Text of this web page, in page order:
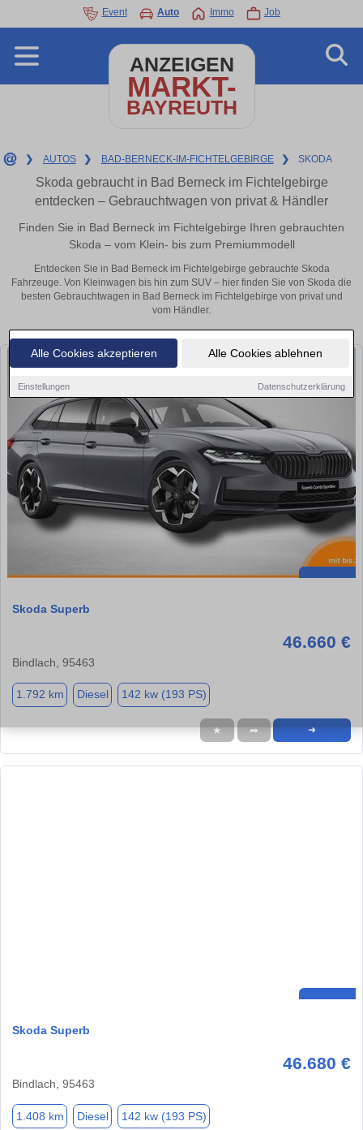
Alle Cookies akzeptieren Alle Cookies ablehnen
Einstellungen Datenschutzerklärung
Event Auto Immo Job
ANZEIGEN
MARKT-
BAYREUTH
❯ AUTOS ❯ BAD-BERNECK-IM-FICHTELGEBIRGE ❯ SKODA
Skoda gebraucht in Bad Berneck im Fichtelgebirge
entdecken – Gebrauchtwagen von privat & Händler
Finden Sie in Bad Berneck im Fichtelgebirge Ihren gebrauchten
Skoda – vom Klein- bis zum Premiummodell
Entdecken Sie in Bad Berneck im Fichtelgebirge gebrauchte Skoda
Fahrzeuge. Von Kleinwagen bis hin zum SUV – hier finden Sie von Skoda die
besten Gebrauchtwagen in Bad Berneck im Fichtelgebirge von privat und
vom Händler.
Skoda Superb
46.660 €
Bindlach, 95463
1.792 km Diesel 142 kw (193 PS)
★ ➦ ➜
Skoda Superb
46.680 €
Bindlach, 95463
1.408 km Diesel 142 kw (193 PS)